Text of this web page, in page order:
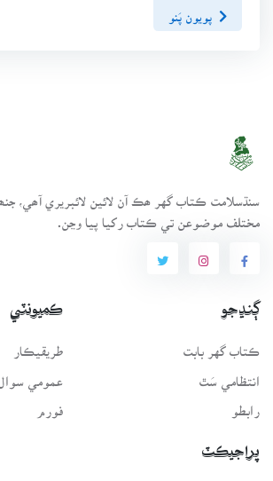
پويون پَنو
مختلف موضوعن تي ڪتاب رکيا پيا وڃن.
ڳنڍجو
ڪتاب گهر بابت
انتظامي سَٿ
رابطو
ڪميونٽي
طريقيڪار
عمومي سوال
فورم
پراجيڪٽ